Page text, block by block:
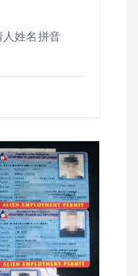
姓名拼音